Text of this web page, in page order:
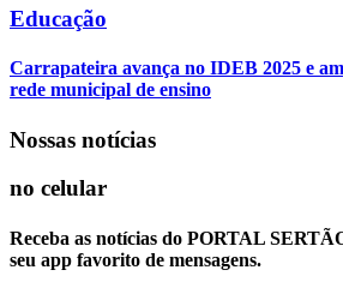
Educação
Carrapateira avança no IDEB 2025 e
rede municipal de ensino
Nossas notícias
no celular
Receba as notícias do PORTAL
seu app favorito de mensagens.